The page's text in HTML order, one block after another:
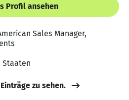
Profil ansehen
Sales Manager,
Staaten
zu sehen.